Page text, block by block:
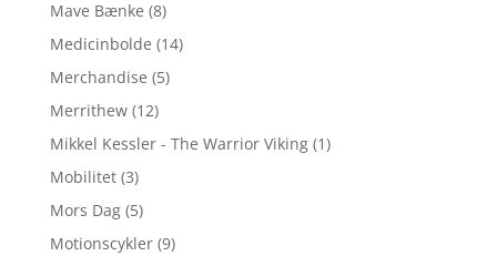
Mave Bænke (8)
Medicinbolde (14)
Merchandise (5)
Merrithew (12)
Mikkel Kessler - The Warrior Viking (1)
Mobilitet (3)
Mors Dag (5)
Motionscykler (9)